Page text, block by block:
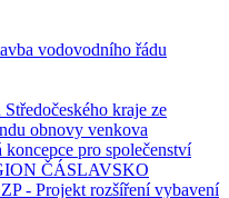
vodovodního řádu
kraje ze
obnovy venkova
pro společenství
ČÁSLAVSKO
- Projekt rozšíření vybavení